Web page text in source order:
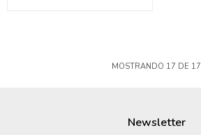
MOSTRANDO 17 DE 17
Newsletter